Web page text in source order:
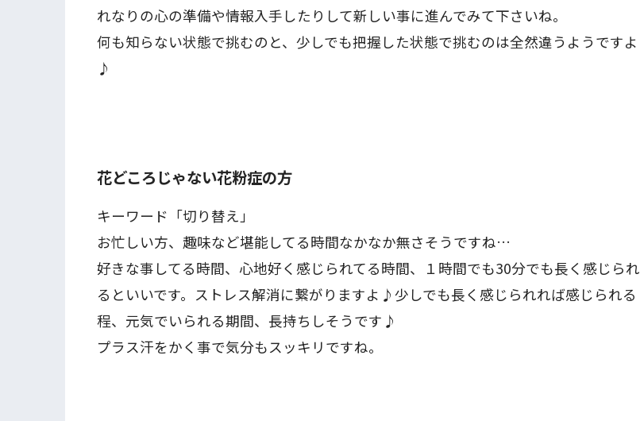
れなりの心の準備や情報入手したりして新しい事に進んでみて下さいね。
何も知らない状態で挑むのと、少しでも把握した状態で挑むのは全然違うようですよ
♪
花どころじゃない花粉症の方
キーワード「切り替え」
お忙しい方、趣味など堪能してる時間なかなか無さそうですね…
好きな事してる時間、心地好く感じられてる時間、１時間でも30分でも長く感じられ
るといいです。ストレス解消に繋がりますよ♪少しでも長く感じられれば感じられる
程、元気でいられる期間、長持ちしそうです♪
プラス汗をかく事で気分もスッキリですね。